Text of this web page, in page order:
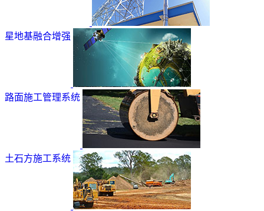
星地基融合增强
路面施工管理系统
土石方施工系统